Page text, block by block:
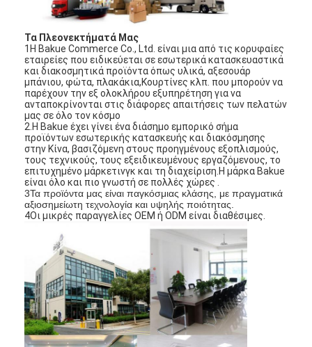
Τα Πλεονεκτήματά Μας
1Η Bakue Commerce Co., Ltd. είναι μια από τις κορυφαίες
εταιρείες που ειδικεύεται σε εσωτερικά κατασκευαστικά
και διακοσμητικά προϊόντα όπως υλικά, αξεσουάρ
μπάνιου, φώτα, πλακάκια,Κουρτίνες κλπ. που μπορούν να
παρέχουν την εξ ολοκλήρου εξυπηρέτηση για να
ανταποκρίνονται στις διάφορες απαιτήσεις των πελατών
μας σε όλο τον κόσμο
2. Η Bakue έχει γίνει ένα διάσημο εμπορικό σήμα
προϊόντων εσωτερικής κατασκευής και διακόσμησης
στην Κίνα, βασιζόμενη στους προηγμένους εξοπλισμούς,
τους τεχνικούς, τους εξειδικευμένους εργαζόμενους, το
επιτυχημένο μάρκετινγκ και τη διαχείριση.Η μάρκα Bakue
είναι όλο και πιο γνωστή σε πολλές χώρες .
3Τα προϊόντα μας είναι παγκόσμιας κλάσης, με πραγματικά
αξιοσημείωτη τεχνολογία και υψηλής ποιότητας.
4Οι μικρές παραγγελίες OEM ή ODM είναι διαθέσιμες.